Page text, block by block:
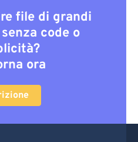
file di grandi
code o
ora